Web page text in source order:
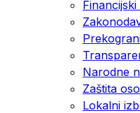
Financijski
Narodne
Zaštita
Lokalni